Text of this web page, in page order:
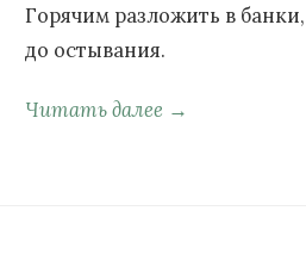
Горячим разложить в банки,
до остывания.
Читать далее →